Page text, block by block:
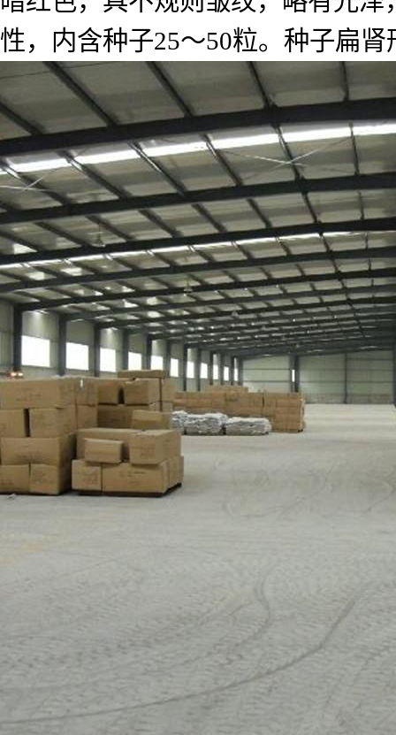
性，内含种子25～50粒。种子扁